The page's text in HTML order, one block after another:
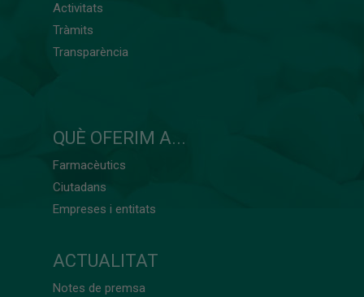
Activitats
Tràmits
Transparència
QUÈ OFERIM A...
Farmacèutics
Ciutadans
Empreses i entitats
ACTUALITAT
Notes de premsa